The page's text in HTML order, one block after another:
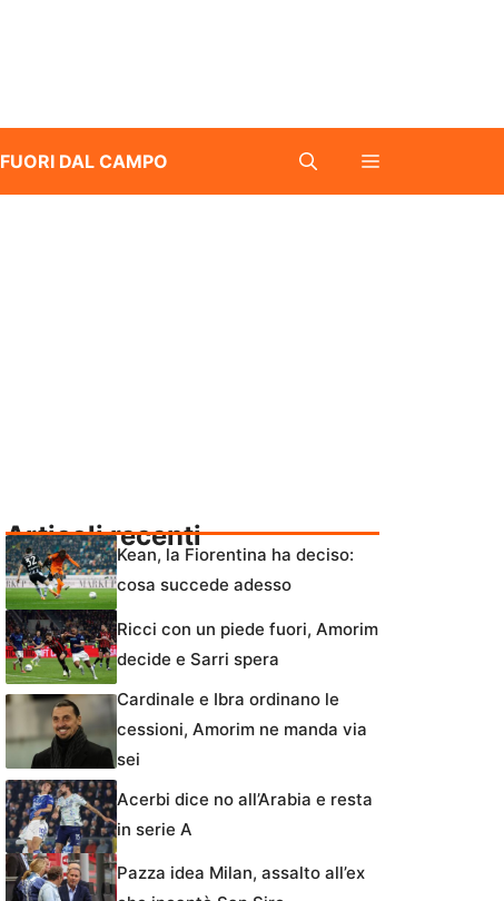
FUORI DAL CAMPO
Articoli recenti
Kean, la Fiorentina ha deciso:
cosa succede adesso
Ricci con un piede fuori, Amorim
decide e Sarri spera
Cardinale e Ibra ordinano le
cessioni, Amorim ne manda via
sei
Acerbi dice no all’Arabia e resta
in serie A
Pazza idea Milan, assalto all’ex